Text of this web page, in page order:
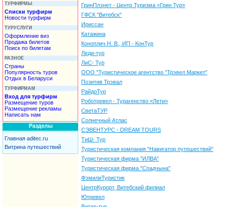
ТУРФИРМЫ
Списки турфирм
Новости турфирм
ТУРУСЛУГИ
Оформление виз
Продажа билетов
Поиск по билетам
РАЗНОЕ
Страны
Популярность туров
Отдых в Беларуси
ТУРФИРМАМ
Вход для турфирм
Размещение туров
Размещение рекламы
Написать нам
Разделы
Главная aditec.ru
Витрина путешествий
ГринПлэнет - Центр Туризма «Грин Тур»
ГФСК "Витебск"
Ириссан
Катажина
Коноплич Н. В., ИП - КонТур
Леди-тур
ЛиС- Тур
ООО "Туристическое агентство "Трэвел Маркет"
Позитив Трэвал
РайдоТур
Роботревел - Турагенство «Лети»
СветаТУР
Солнечный Атлас
СЭВЕНТУРС - DREAM TOURS
ТиШ- Тур
Туристическая компания "Навигатор путешествий"
Туристическая фирма "ИЛВА"
Туристическая фирма "Спадчына"
ФэмилиТуристик
ЦентрКурорт, Витебский филиал
Ютревел